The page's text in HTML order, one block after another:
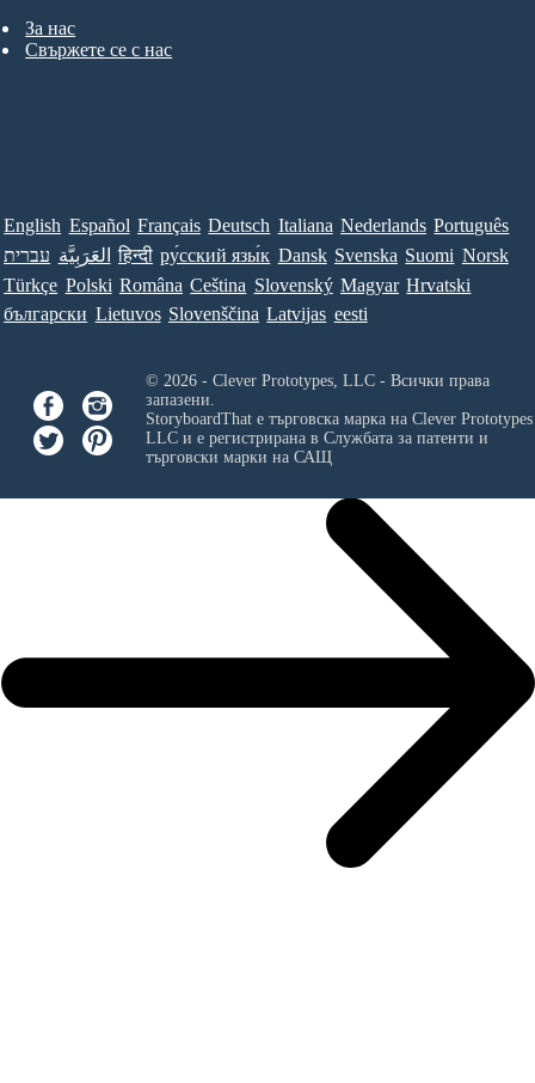
За нас
Свържете се с нас
English Español Français Deutsch Italiana Nederlands Português
עברית العَرَبِيَّة हिन्दी ру́сский язы́к Dansk Svenska Suomi Norsk
Türkçe Polski Româna Ceština Slovenský Magyar Hrvatski
български Lietuvos Slovenščina Latvijas eesti
© 2026 - Clever Prototypes, LLC - Всички права
запазени.
StoryboardThat е търговска марка на Clever
LLCи е регистрирана в Службата за патенти и
търговски марки на САЩ